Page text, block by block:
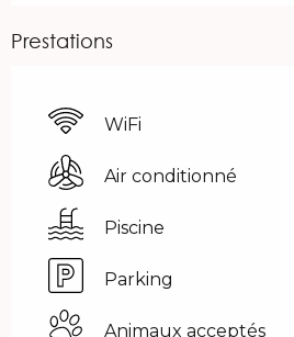
Prestations
WiFi
Air conditionné
Piscine
Parking
Animaux acceptés